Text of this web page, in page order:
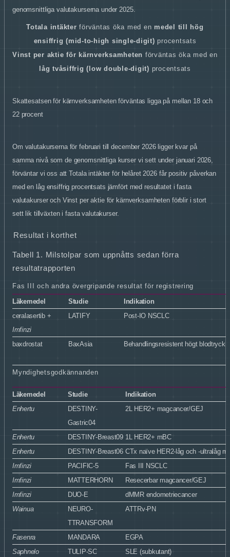
genomsnittliga valutakurserna under 2025.
Totala intäkter förväntas öka med en medel till
hög
ensiffrig (mid-to-high single-digit) procentsats
Vinst per aktie för kärnverksamheten förväntas öka med en
låg tvåsiffrig (low double-digit) procentsats
Skattesatsen för kärnverksamheten förväntas ligga på mellan 18 och
22 procent
Om valutakurserna för februari till december 2026 ligger kvar på
samma nivå som de genomsnittliga kurser vi sett under januari 2026,
förväntar vi oss att Totala intäkter för helåret 2026 får positiv påverkan
med en låg ensiffrig procentsats jämfört med resultatet i fasta
valutakurser och Vinst per aktie för kärnverksamheten förblir i stort
sett lik tillväxten i fasta valutakurser.
Resultat i korthet
Tabell 1. Milstolpar som uppnåtts sedan förra
resultatrapporten
Fas III och andra övergripande resultat för registrering
Läkemedel Studie
Indikation
ceralasertib +
Imfinzi
LATIFY Post-IO NSCLC
baxdrostat BaxAsia Behandlingsresistent högt blodtryck
Myndighetsgodkännanden
Läkemedel Studie
Indikation
Enhertu
DESTINY-
Gastric04
2L HER2+ magcancer/GEJ
Enhertu DESTINY-Breast09 1L HER2+ mBC
Enhertu
DESTINY-Breast06 CTx naïve HER2-låg och -ultralåg
Imfinzi
PACIFIC-5
Fas III NSCLC
Imfinzi
MATTERHORN
Resecerbar magcancer/GEJ
Imfinzi
DUO-E
dMMR endometriecancer
Wainua
NEURO-
TTRANSFORM
ATTRv-PN
Fasenra MANDARA
EGPA
Saphnelo
TULIP-SC SLE (subkutant)